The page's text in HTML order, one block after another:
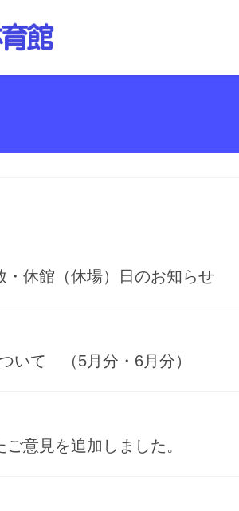
・休館（休場）日のお知らせ
いて （5月分・6月分）
意見を追加しました。